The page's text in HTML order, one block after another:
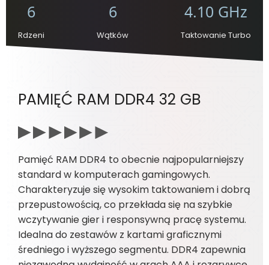
6
Rdzeni
6
Wątków
4.10 GHz
Taktowanie Turbo
PAMIĘĆ RAM DDR4 32 GB
Pamięć RAM DDR4 to obecnie najpopularniejszy
standard w komputerach gamingowych.
Charakteryzuje się wysokim taktowaniem i dobrą
przepustowością, co przekłada się na szybkie
wczytywanie gier i responsywną pracę systemu.
Idealna do zestawów z kartami graficznymi
średniego i wyższego segmentu. DDR4 zapewnia